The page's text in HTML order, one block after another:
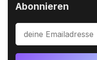
Abonnieren